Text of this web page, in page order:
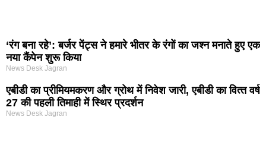
‘रंग बना रहे’: बर्जर पेंट्स ने हमारे भीतर के रंगों का जश्न मनाते हुए एक
नया कैंपेन शुरू किया
News Desk Jagran
एबीडी का प्रीमियमकरण और ग्रोथ में निवेश जारी, एबीडी का वित्‍त वर्ष
27 की पहली तिमाही में स्थिर प्रदर्शन
News Desk Jagran